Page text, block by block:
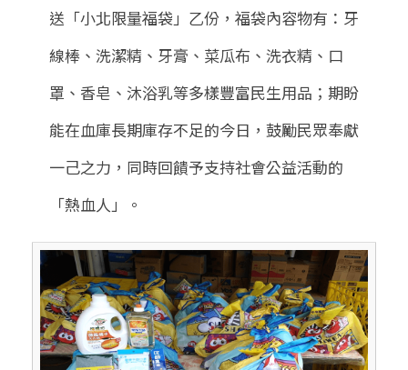
送「小北限量福袋」乙份，福袋內容物有：牙
線棒、洗潔精、牙膏、菜瓜布、洗衣精、口
罩、香皂、沐浴乳等多樣豐富民生用品；期盼
能在血庫長期庫存不足的今日，鼓勵民眾奉獻
一己之力，同時回饋予支持社會公益活動的
「熱血人」。